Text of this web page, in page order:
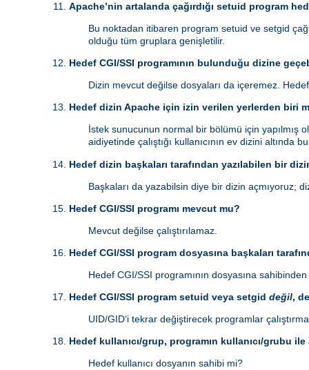
Apache’nin artalanda çağırdığı setuid program
Bu noktadan itibaren program setuid ve setgid
olduğu tüm gruplara genişletilir.
Hedef CGI/SSI programının bulunduğu dizine
Dizin mevcut değilse dosyaları da içeremez.
Hedef dizin Apache için izin verilen yerlerden biri
İstek sunucunun normal bir bölümü için yapılmış
aidiyetinde çalıştığı kullanıcının ev dizini altında
Hedef dizin başkaları tarafından yazılabilen bir
Başkaları da yazabilsin diye bir dizin açmıyoruz;
Hedef CGI/SSI programı mevcut mu?
Mevcut değilse çalıştırılamaz.
Hedef CGI/SSI program dosyasına başkaları
Hedef CGI/SSI programının dosyasına
Hedef CGI/SSI program setuid veya setgid değil,
UID/GID‘i tekrar değiştirecek programlar
Hedef kullanıcı/grup, programın kullanıcı/grubu ile
Hedef kullanıcı dosyanın sahibi mi?